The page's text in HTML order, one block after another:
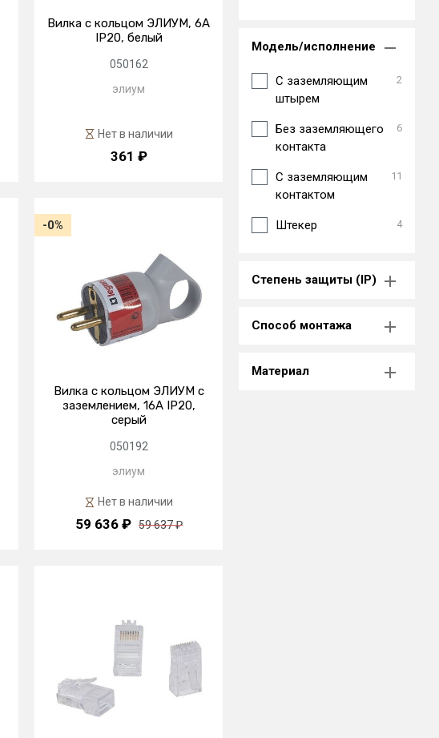
Вилка с кольцом ЭЛИУМ, 6А
IP20, белый
050162
элиум
Нет в наличии
361 ₽
-0%
Вилка с кольцом ЭЛИУМ с
заземлением, 16А IP20,
серый
050192
элиум
Нет в наличии
59 636 ₽ 59 637 ₽
Модель/исполнение
C заземляющим
штырем
2
Без заземляющего
контакта
6
С заземляющим
контактом
11
Штекер 4
Степень защиты (IP)
Способ монтажа
Материал